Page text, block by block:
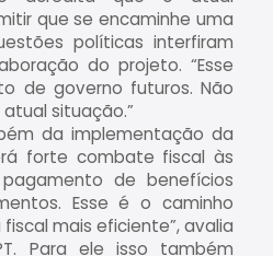
que se encaminhe uma
políticas interfiram
do projeto. “Esse
de governo futuros. Não
situação.”
da implementação da
forte combate fiscal às
de benefícios
Esse é o caminho
mais eficiente”, avalia
Para ele isso também